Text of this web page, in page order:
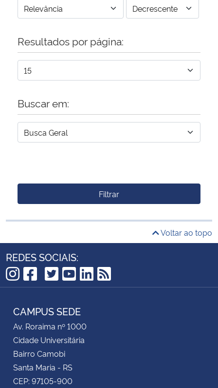
Resultados por página:
Buscar em:
Filtrar
Voltar ao topo
REDES SOCIAIS:
Instagram
Facebook
TikTok
Twitter
YouTube
LinkedIn
RSS
CAMPUS SEDE
Av. Roraima nº 1000
Cidade Universitária
Bairro Camobi
Santa Maria - RS
CEP: 97105-900